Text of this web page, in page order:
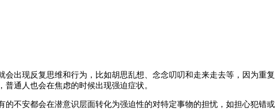
出现反复思维和行为，比如胡思乱想、念念叨叨和走来走去等，因为重复
通人也会在焦虑的时候出现强迫症状。
不安都会在潜意识层面转化为强迫性的对特定事物的担忧，如担心犯错或